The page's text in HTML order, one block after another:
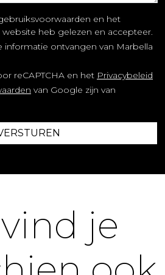
en het
website heb gelezen en accepteer.
informatie ontvangen van Marbella
reCAPTCHA en het Privacybeleid
van Google zijn van
je